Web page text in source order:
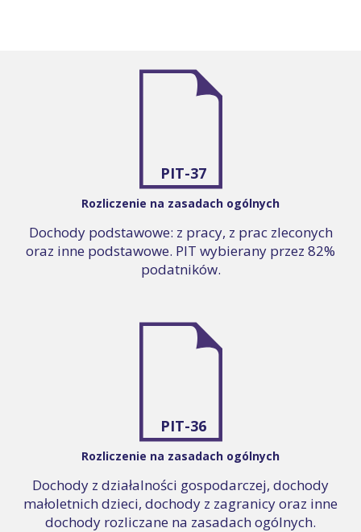
PIT-37
Rozliczenie na zasadach ogólnych
Dochody podstawowe: z pracy, z prac zleconych
oraz inne podstawowe. PIT wybierany przez 82%
podatników.
PIT-36
Rozliczenie na zasadach ogólnych
Dochody z działalności gospodarczej, dochody
małoletnich dzieci, dochody z zagranicy oraz inne
dochody rozliczane na zasadach ogólnych.